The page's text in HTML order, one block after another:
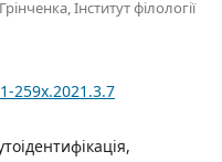
Інститут філології
259x.2021.3.7